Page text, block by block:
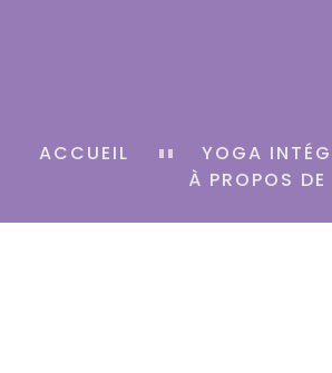
ACCUEIL
YOGA
À PROPOS